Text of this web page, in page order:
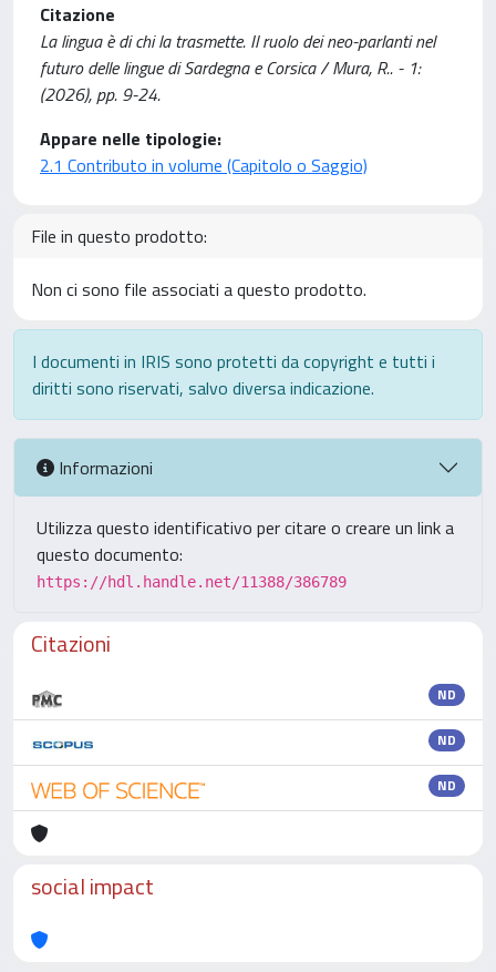
Citazione
La lingua è di chi la trasmette. Il ruolo dei neo-parlanti nel
futuro delle lingue di Sardegna e Corsica / Mura, R.. - 1:
(2026), pp. 9-24.
Appare nelle tipologie:
2.1 Contributo in volume (Capitolo o Saggio)
File in questo prodotto:
Non ci sono file associati a questo prodotto.
I documenti in IRIS sono protetti da copyright e tutti i
diritti sono riservati, salvo diversa indicazione.
Informazioni
Utilizza questo identificativo per citare o creare un link a
questo documento:
https://hdl.handle.net/11388/386789
Citazioni
ND
ND
ND
social impact